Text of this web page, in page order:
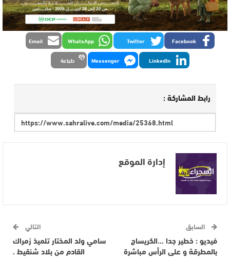
Facebook
Twitter
WhatsApp
Email
LinkedIn
Messenger طباعة
رابط المشاركة :
إدارة الموقع
السابق
فيديو : خطير جدا …الكريساج
بالمطرقة و على الرأس مباشرة
التالي
سامي ولد المختار تلميذ زمراك
القادم من بلاد شنقيط .